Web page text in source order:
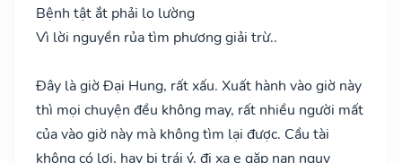
Bệnh tật ắt phải lo lường
Vì lời nguyền rủa tìm phương giải trừ..
Đây là giờ Đại Hung, rất xấu. Xuất hành vào giờ này
thì mọi chuyện đều không may, rất nhiều người mất
của vào giờ này mà không tìm lại được. Cầu tài
không có lợi, hay bị trái ý, đi xa e gặp nạn nguy